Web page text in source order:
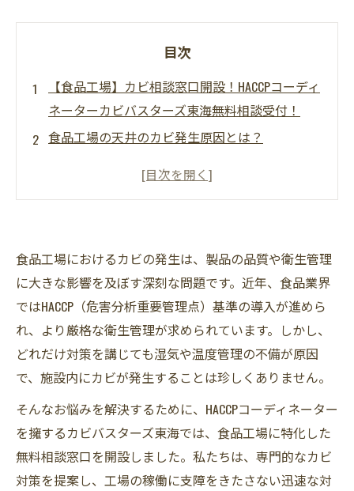
目次
【食品工場】カビ相談窓口開設！HACCPコーディ
ネーターカビバスターズ東海無料相談受付！
食品工場の天井のカビ発生原因とは？
食品工場の天井にカビが発生して天井崩落！
食品工場内の水流し清掃後は湿度が上がる！水
流し清掃後などの湿度５０％以下のする仕組
み！
カビバスターズ東海のMIST工法Ⓡでカビ取り！
関東エリア・東海エリアの食品工場必見！
カビバスターズ東海の無料相談・見積もりで安
心サポート
食品工場におけるカビの発生は、製品の品質や衛生管理
に大きな影響を及ぼす深刻な問題です。近年、食品業界
ではHACCP（危害分析重要管理点）基準の導入が進めら
れ、より厳格な衛生管理が求められています。しかし、
どれだけ対策を講じても湿気や温度管理の不備が原因
で、施設内にカビが発生することは珍しくありません。
そんなお悩みを解決するために、HACCPコーディネーター
を擁するカビバスターズ東海では、食品工場に特化した
無料相談窓口を開設しました。私たちは、専門的なカビ
対策を提案し、工場の稼働に支障をきたさない迅速な対